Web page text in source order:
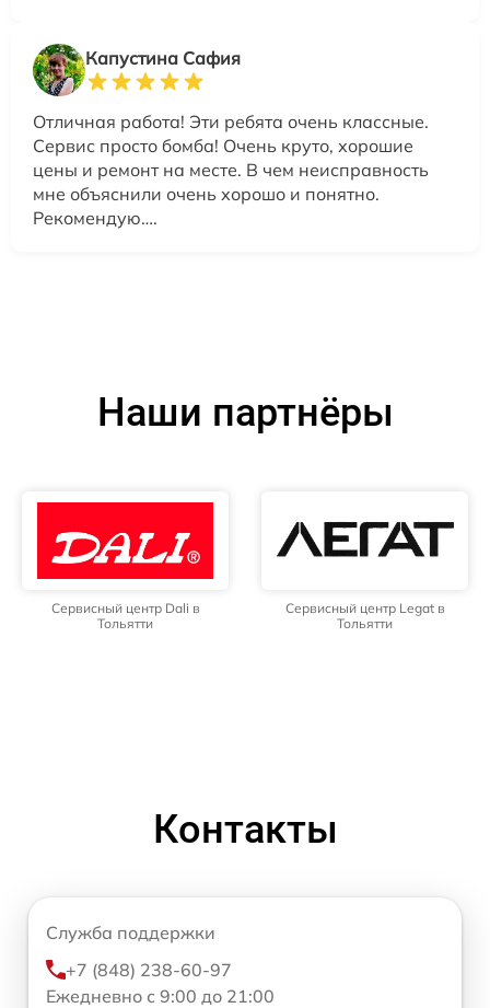
Капустина Сафия
Отличная работа! Эти ребята очень классные.
Сервис просто бомба! Очень круто, хорошие
цены и ремонт на месте. В чем неисправность
мне объяснили очень хорошо и понятно.
Рекомендую….
Наши партнёры
Сервисный центр Dali в
Тольятти
Сервисный центр Legat в
Тольятти
Контакты
Служба поддержки
+7 (848) 238-60-97
Ежедневно с 9:00 до 21:00